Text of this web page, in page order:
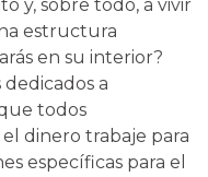
y, sobre todo, a vivir
estructura
en su interior?
dedicados a
todos
dinero trabaje para
específicas para el